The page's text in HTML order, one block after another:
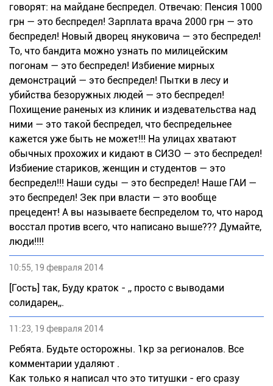
говорят: на майдане беспредел. Отвечаю: Пенсия 1000
грн — это беспредел! Зарплата врача 2000 грн — это
беспредел! Новый дворец януковича — это беспредел!
То, что бандита можно узнать по милицейским
погонам — это беспредел! Избиение мирных
демонстраций — это беспредел! Пытки в лесу и
убийства безоружных людей — это беспредел!
Похищение раненых из клиник и издевательства над
ними — это такой беспредел, что беспредельнее
кажется уже быть не может!!! На улицах хватают
обычных прохожих и кидают в СИЗО — это беспредел!
Избиение стариков, женщин и студентов — это
беспредел!!! Наши суды — это беспредел! Наше ГАИ —
это беспредел! Зек при власти — это вообще
прецедент! А вы называете беспределом то, что народ
восстал против всего, что написано выше??? Думайте,
люди!!!!
10:55, 19 февраля 2014
[Гость] так, Буду краток - ,, просто с выводами
солидарен,,.
11:23, 19 февраля 2014
Ребята. Будьте осторожны. 1кр за регионалов. Все
комментарии удаляют .
Как только я написал что это титушки - его сразу